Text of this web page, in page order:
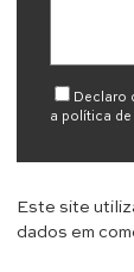
Declaro
a política de
Este site
dados em